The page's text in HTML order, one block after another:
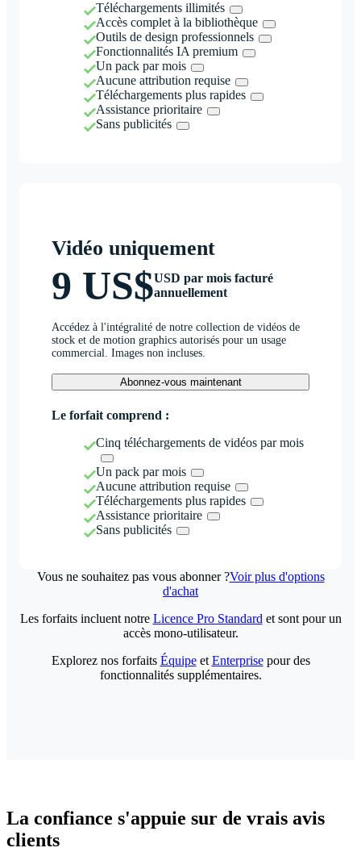
Téléchargements illimités
Accès complet à la bibliothèque
Outils de design professionnels
Fonctionnalités IA premium
Un pack par mois
Aucune attribution requise
Téléchargements plus rapides
Assistance prioritaire
Sans publicités
Vidéo uniquement
9 US$USD par mois facturé
annuellement
Accédez à l'intégralité de notre collection de vidéos de
stock et de motion graphics autorisés pour un usage
commercial. Images non incluses.
Abonnez-vous maintenant
Le forfait comprend :
Cinq téléchargements de vidéos par mois
Un pack par mois
Aucune attribution requise
Téléchargements plus rapides
Assistance prioritaire
Sans publicités
Vous ne souhaitez pas vous abonner ?Voir plus d'options
d'achat
Les forfaits incluent notre Licence Pro Standard et sont pour un
accès mono-utilisateur.
Explorez nos forfaits Équipeet Enterprisepour des
fonctionnalités supplémentaires.
La confiance s'appuie sur de vrais avis
clients